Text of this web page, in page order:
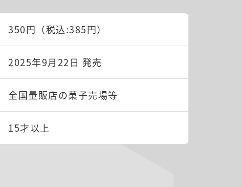
350円（税込:385円）
2025年9月22日 発売
全国量販店の菓子売場等
15才以上